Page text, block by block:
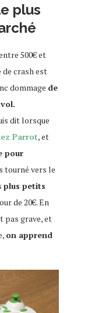
plus
500€ et
de crash est
dommage de
dit lorsque
Parrot, et
pour
tourné vers le
plus petits
de 20€. En
pas grave, et
on apprend